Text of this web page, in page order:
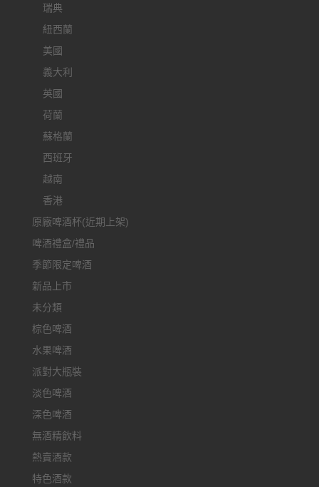
瑞典
紐西蘭
美國
義大利
英國
荷蘭
蘇格蘭
西班牙
越南
香港
原廠啤酒杯(近期上架)
啤酒禮盒/禮品
季節限定啤酒
新品上市
未分類
棕色啤酒
水果啤酒
派對大瓶裝
淡色啤酒
深色啤酒
無酒精飲料
熱賣酒款
特色酒款